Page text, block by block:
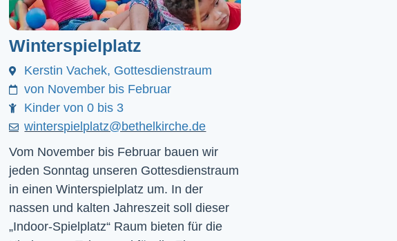
Winterspielplatz
Kerstin Vachek, Gottesdienstraum
von November bis Februar
Kinder von 0 bis 3
winterspielplatz@bethelkirche.de
Vom November bis Februar bauen wir
jeden Sonntag unseren Gottesdienstraum
in einen Winterspielplatz um. In der
nassen und kalten Jahreszeit soll dieser
„Indoor-Spielplatz“ Raum bieten für die